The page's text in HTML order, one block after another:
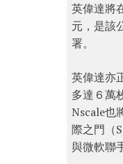
英偉達將
元，是該
署。
英偉達亦
多達６萬
Nscale也
際之門（
與微軟聯